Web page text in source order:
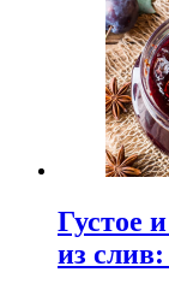
Густое
из